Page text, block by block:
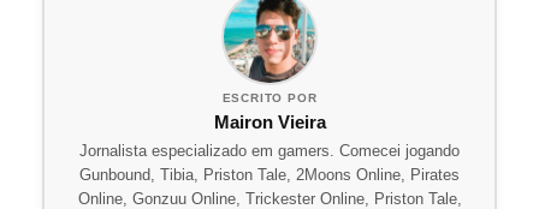
ESCRITO POR
Mairon Vieira
Jornalista especializado em gamers. Comecei jogando
Gunbound, Tibia, Priston Tale, 2Moons Online, Pirates
Online, Gonzuu Online, Trickester Online, Priston Tale,